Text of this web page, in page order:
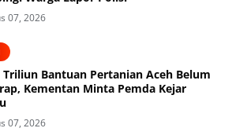
07, 2026
Triliun Bantuan Pertanian Aceh Belum
Kementan Minta Pemda Kejar
07, 2026